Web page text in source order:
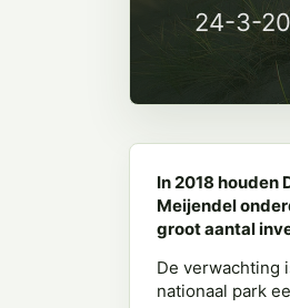
24-3-
In 2018 houden
Meijendel
groot aantal
De verwachting
nationaal park